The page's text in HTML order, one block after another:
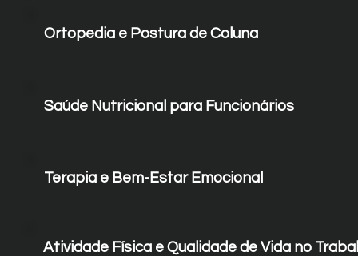
Ortopedia e Postura de Coluna
Saúde Nutricional para Funcionários
Terapia e Bem-Estar Emocional
Atividade Física e Qualidade de Vida no